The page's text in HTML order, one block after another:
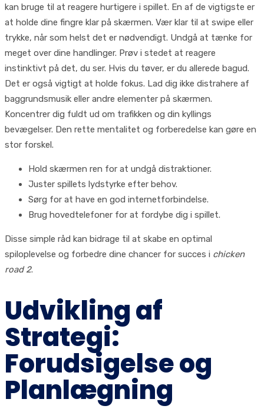
kan bruge til at reagere hurtigere i spillet. En af de vigtigste er
at holde dine fingre klar på skærmen. Vær klar til at swipe eller
trykke, når som helst det er nødvendigt. Undgå at tænke for
meget over dine handlinger. Prøv i stedet at reagere
instinktivt på det, du ser. Hvis du tøver, er du allerede bagud.
Det er også vigtigt at holde fokus. Lad dig ikke distrahere af
baggrundsmusik eller andre elementer på skærmen.
Koncentrer dig fuldt ud om trafikken og din kyllings
bevægelser. Den rette mentalitet og forberedelse kan gøre en
stor forskel.
Hold skærmen ren for at undgå distraktioner.
Juster spillets lydstyrke efter behov.
Sørg for at have en god internetforbindelse.
Brug hovedtelefoner for at fordybe dig i spillet.
Disse simple råd kan bidrage til at skabe en optimal
spiloplevelse og forbedre dine chancer for succes i chicken
road 2.
Udvikling af
Strategi:
Forudsigelse og
Planlægning